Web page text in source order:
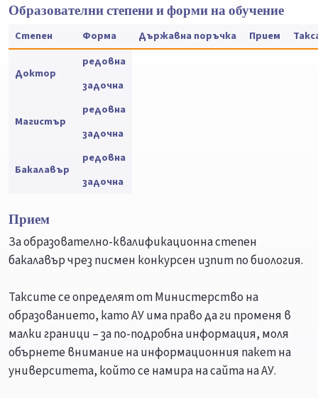
Образователни степени и форми на обучение
Степен Форма Държавна поръчка Прием
Доктор
редовна
задочна
Магистър
редовна
задочна
Бакалавър
редовна
задочна
Прием
За образователно-квалификационна степен
бакалавър чрез писмен конкурсен изпит по биология.
Таксите се определят от Министерство на
образованието, като АУ има право да ги променя в
малки граници – за по-подробна информация, моля
обърнете внимание на информационния пакет на
университета, който се намира на сайта на АУ.